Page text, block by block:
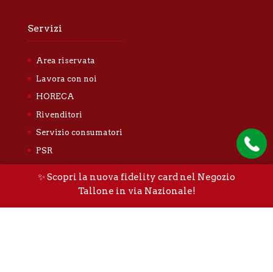
Servizi
Area riservata
Lavora con noi
HORECA
Rivenditori
Servizio consumatori
PSR
Privacy Policy
✨ Scopri la nuova fidelity card nel Negozio
Tallone in via Nazionale!